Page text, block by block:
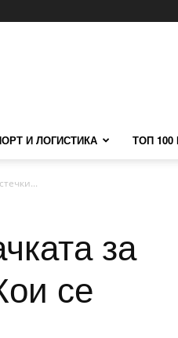
И ЛОГИСТИКА ТОП
за
се